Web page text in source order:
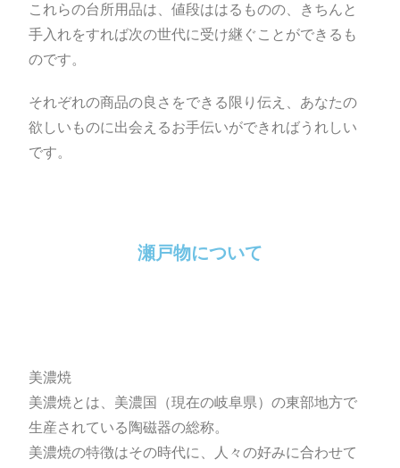
これらの台所用品は、値段ははるものの、きちんと
手入れをすれば次の世代に受け継ぐことができるも
のです。
それぞれの商品の良さをできる限り伝え、あなたの
欲しいものに出会えるお手伝いができればうれしい
です。
瀬戸物について
美濃焼
美濃焼とは、美濃国（現在の岐阜県）の東部地方で
生産されている陶磁器の総称。
美濃焼の特徴はその時代に、人々の好みに合わせて